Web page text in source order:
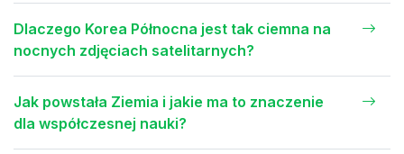
Dlaczego Korea Północna jest tak ciemna na
nocnych zdjęciach satelitarnych?
Jak powstała Ziemia i jakie ma to znaczenie
dla współczesnej nauki?